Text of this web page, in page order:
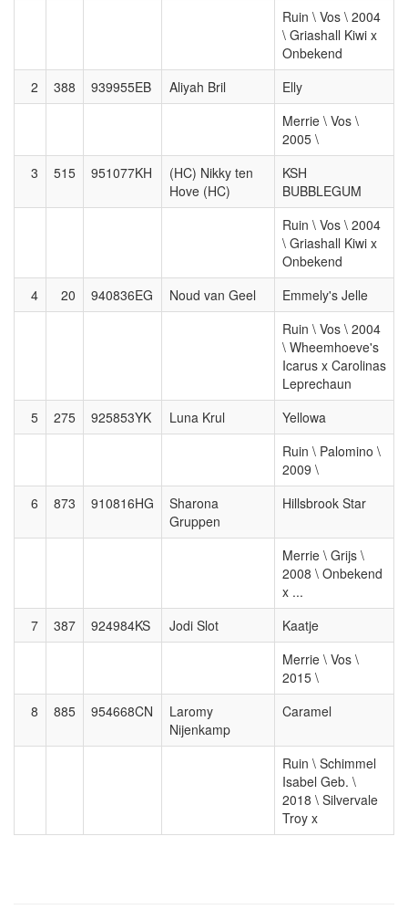
Ruin \ Vos \ 2004
\ Griashall Kiwi x
Onbekend
2
388 939955EB Aliyah Bril
Elly
Merrie \ Vos \
2005 \
3
515 951077KH
(HC) Nikky ten
Hove (HC)
KSH
BUBBLEGUM
Ruin \ Vos \ 2004
\ Griashall Kiwi x
Onbekend
4
20 940836EG Noud van Geel
Emmely's Jelle
Ruin \ Vos \ 2004
\ Wheemhoeve's
Icarus x Carolinas
Leprechaun
5
275 925853YK Luna Krul
Yellowa
Ruin \ Palomino \
2009 \
6
873 910816HG
Sharona
Gruppen
Hillsbrook Star
Merrie \ Grijs \
2008 \ Onbekend
x ...
7
387 924984KS Jodi Slot
Kaatje
Merrie \ Vos \
2015 \
8
885 954668CN
Laromy
Nijenkamp
Caramel
Ruin \ Schimmel
Isabel Geb. \
2018 \ Silvervale
Troy x